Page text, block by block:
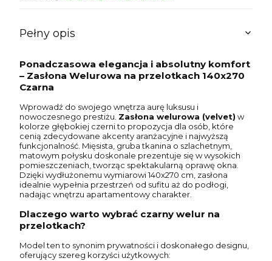
Pełny opis
Ponadczasowa elegancja i absolutny komfort
– Zasłona Welurowa na przelotkach 140x270
Czarna
Wprowadź do swojego wnętrza aurę luksusu i
nowoczesnego prestiżu. Zasłona welurowa (velvet) w
kolorze głębokiej czerni to propozycja dla osób, które
cenią zdecydowane akcenty aranżacyjne i najwyższą
funkcjonalność. Mięsista, gruba tkanina o szlachetnym,
matowym połysku doskonale prezentuje się w wysokich
pomieszczeniach, tworząc spektakularną oprawę okna.
Dzięki wydłużonemu wymiarowi 140x270 cm, zasłona
idealnie wypełnia przestrzeń od sufitu aż do podłogi,
nadając wnętrzu apartamentowy charakter.
Dlaczego warto wybrać czarny welur na
przelotkach?
Model ten to synonim prywatności i doskonałego designu,
oferujący szereg korzyści użytkowych: